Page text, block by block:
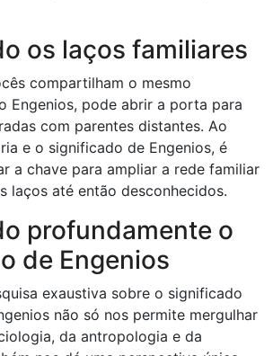
os laços familiares
compartilham o mesmo
Engenios, pode abrir a porta para
com parentes distantes. Ao
e o significado de Engenios, é
a chave para ampliar a rede familiar
laços até então desconhecidos.
profundamente o
de Engenios
exaustiva sobre o significado
não só nos permite mergulhar
da antropologia e da